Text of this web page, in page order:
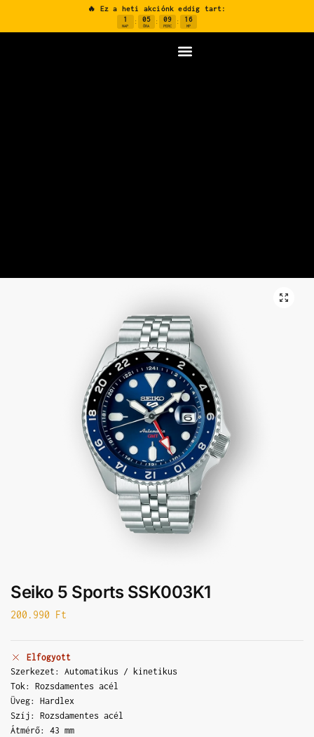
🔥 Ez a heti akciónk eddig tart:
1
NAP
: 05
ÓRA
: 09
PERC
: 15
MP
Seiko 5 Sports SSK003K1
200.990 Ft
Elfogyott
Szerkezet: Automatikus / kinetikus
Tok: Rozsdamentes acél
Üveg: Hardlex
Szíj: Rozsdamentes acél
Átmérő: 43 mm